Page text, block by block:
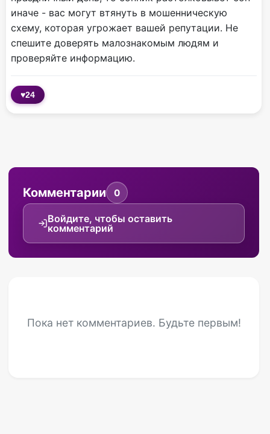
иначе - вас могут втянуть в мошенническую
схему, которая угрожает вашей репутации. Не
спешите доверять малознакомым людям и
проверяйте информацию.
♥24
Комментарии 0
Войдите, чтобы оставить
комментарий
Пока нет комментариев. Будьте первым!